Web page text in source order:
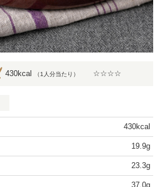
430kcal （1人分当たり） ☆☆☆☆
430kcal
19.9g
23.3g
37.0g